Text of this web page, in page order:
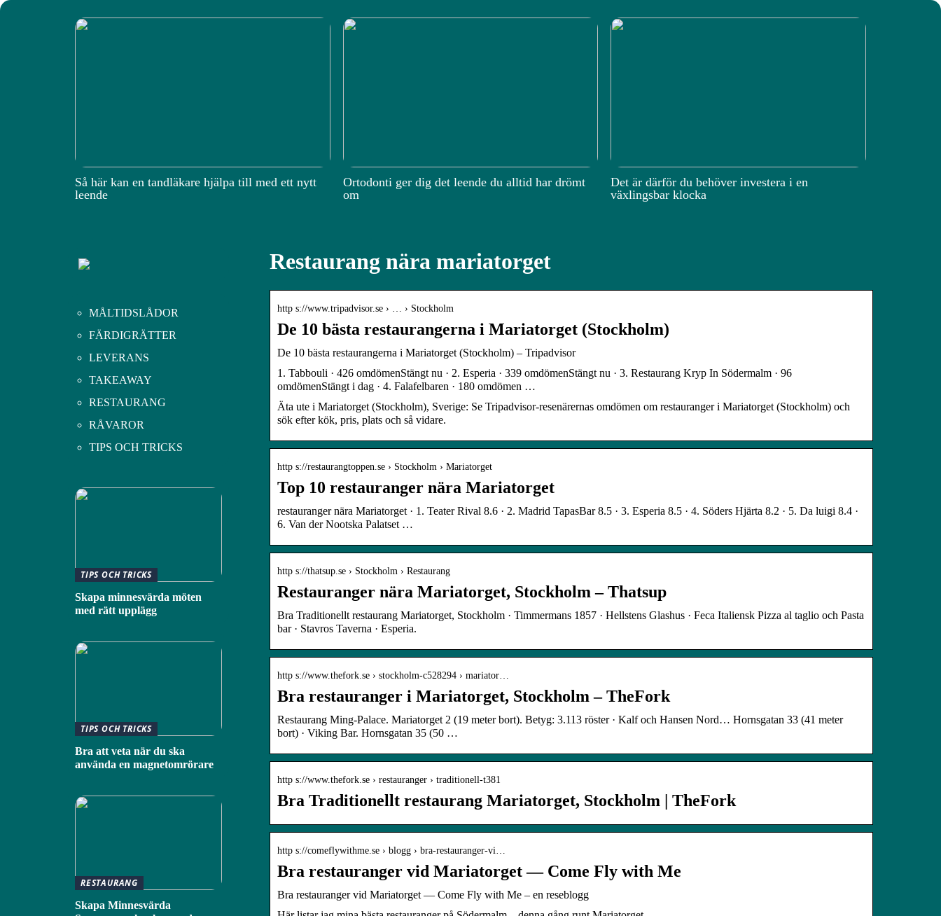
Så här kan en tandläkare hjälpa till med ett nytt
leende
Ortodonti ger dig det leende du alltid har drömt
om
Det är därför du behöver investera i en
växlingsbar klocka
Restaurang nära mariatorget
http s://www.tripadvisor.se › … › Stockholm
De 10 bästa restaurangerna i Mariatorget (Stockholm)
De 10 bästa restaurangerna i Mariatorget (Stockholm) – Tripadvisor
1. Tabbouli · 426 omdömenStängt nu · 2. Esperia · 339 omdömenStängt nu · 3. Restaurang Kryp In Södermalm · 96
omdömenStängt i dag · 4. Falafelbaren · 180 omdömen …
Äta ute i Mariatorget (Stockholm), Sverige: Se Tripadvisor-resenärernas omdömen om restauranger i Mariatorget (Stockholm) och
sök efter kök, pris, plats och så vidare.
http s://restaurangtoppen.se › Stockholm › Mariatorget
Top 10 restauranger nära Mariatorget
restauranger nära Mariatorget · 1. Teater Rival 8.6 · 2. Madrid TapasBar 8.5 · 3. Esperia 8.5 · 4. Söders Hjärta 8.2 · 5. Da luigi 8.4 ·
6. Van der Nootska Palatset …
http s://thatsup.se › Stockholm › Restaurang
Restauranger nära Mariatorget, Stockholm – Thatsup
Bra Traditionellt restaurang Mariatorget, Stockholm · Timmermans 1857 · Hellstens Glashus · Feca Italiensk Pizza al taglio och Pasta
bar · Stavros Taverna · Esperia.
http s://www.thefork.se › stockholm-c528294 › mariator…
Bra restauranger i Mariatorget, Stockholm – TheFork
Restaurang Ming-Palace. Mariatorget 2 (19 meter bort). Betyg: 3.113 röster · Kalf och Hansen Nord… Hornsgatan 33 (41 meter
bort) · Viking Bar. Hornsgatan 35 (50 …
http s://www.thefork.se › restauranger › traditionell-t381
Bra Traditionellt restaurang Mariatorget, Stockholm | TheFork
http s://comeflywithme.se › blogg › bra-restauranger-vi…
Bra restauranger vid Mariatorget — Come Fly with Me
Bra restauranger vid Mariatorget — Come Fly with Me – en reseblogg
MÅLTIDSLÅDOR
FÄRDIGRÄTTER
LEVERANS
TAKEAWAY
RESTAURANG
RÅVAROR
TIPS OCH TRICKS
TIPS OCH TRICKS
Skapa minnesvärda möten
med rätt upplägg
TIPS OCH TRICKS
Bra att veta när du ska
använda en magnetomrörare
RESTAURANG
Skapa Minnesvärda